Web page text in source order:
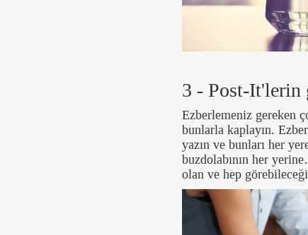
3 - Post-It'lerin
Ezberlemeniz gereken
bunlarla kaplayın.
yazın ve bunları her
buzdolabının her
olan ve hep